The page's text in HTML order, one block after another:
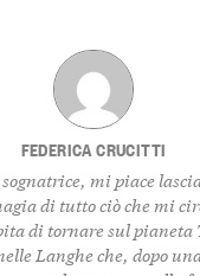
FEDERICA CRUCITTI
mi piace
di tutto ciò che mi
di tornare sul pianeta
Langhe che, dopo